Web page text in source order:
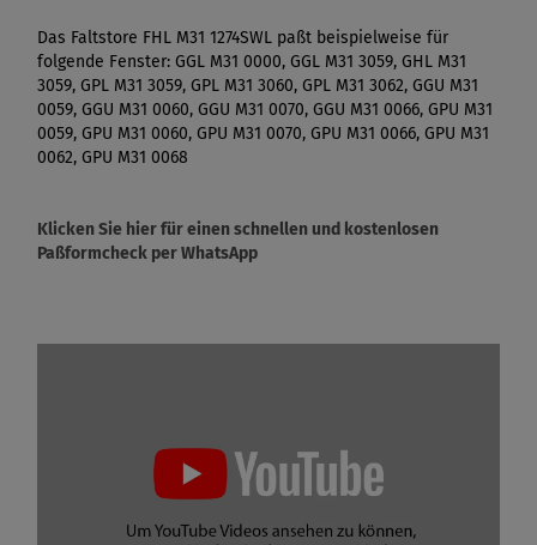
Das Faltstore FHL M31 1274SWL paßt beispielweise für
folgende Fenster: GGL M31 0000, GGL M31 3059, GHL M31
3059, GPL M31 3059, GPL M31 3060, GPL M31 3062, GGU M31
0059, GGU M31 0060, GGU M31 0070, GGU M31 0066, GPU M31
0059, GPU M31 0060, GPU M31 0070, GPU M31 0066, GPU M31
0062, GPU M31 0068
Klicken Sie hier für einen schnellen und kostenlosen
Paßformcheck per WhatsApp